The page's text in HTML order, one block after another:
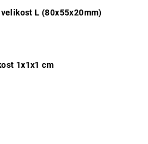
L (80x55x20mm)
1x1x1 cm